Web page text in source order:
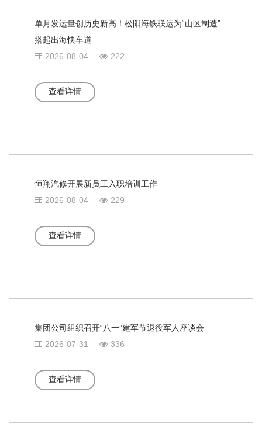
单月发运量创历史新高！松阳海铁联运为“山区制造”
搭起出海快车道
2026-08-04
222
查看详情
恒翔汽修开展新员工入职培训工作
2026-08-04
229
查看详情
集团公司组织召开“八一”建军节退役军人座谈会
2026-07-31
336
查看详情